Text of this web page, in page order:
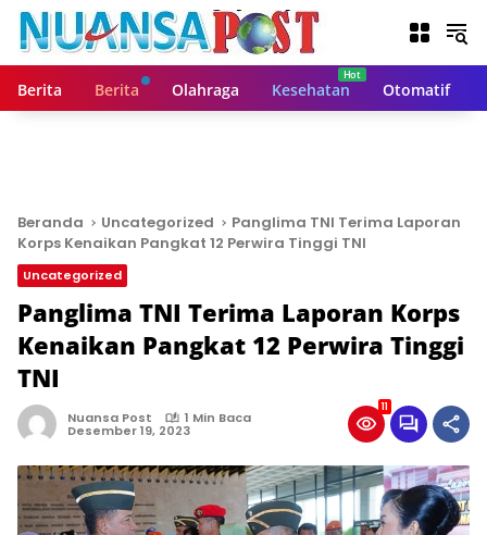
Berita Berita Olahraga Kesehatan Otomatif
Beranda Uncategorized
Panglima TNI Terima Laporan
Korps Kenaikan Pangkat 12 Perwira Tinggi TNI
Uncategorized
Panglima TNI Terima Laporan Korps
Kenaikan Pangkat 12 Perwira Tinggi
TNI
Nuansa Post 1 Min Baca
Desember 19, 2023
11